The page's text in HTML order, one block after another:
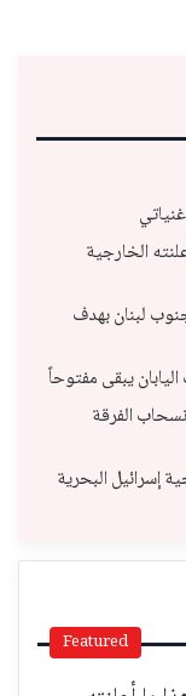
الخارجية
جنوب لبنان بهدف
الفرقة
البحرية
Featured